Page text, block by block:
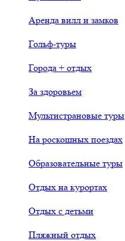
Аренда вилл и замков
Гольф-туры
Города + отдых
За здоровьем
Мультистрановые туры
На роскошных поездах
Образовательные туры
Отдых на курортах
Отдых с детьми
Пляжный отдых